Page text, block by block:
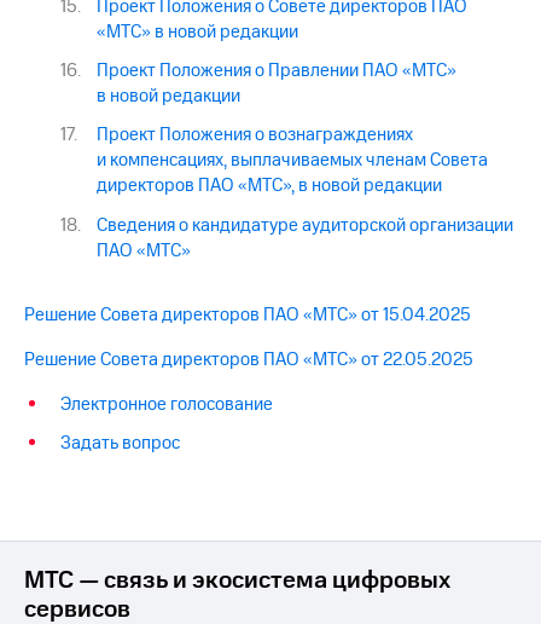
Проект Положения о Совете директоров ПАО
«МТС» в новой редакции
Проект Положения о Правлении ПАО «МТС»
в новой редакции
Проект Положения о вознаграждениях
и компенсациях, выплачиваемых членам Совета
директоров ПАО «МТС», в новой редакции
Сведения о кандидатуре аудиторской организации
ПАО «МТС»
Решение Совета директоров ПАО «МТС» от 15.04.2025
Решение Совета директоров ПАО «МТС» от 22.05.2025
Электронное голосование
Задать вопрос
МТС — связь и экосистема цифровых
сервисов